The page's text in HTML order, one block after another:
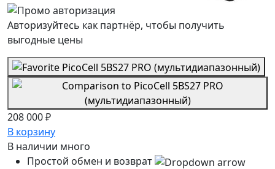
Авторизуйтесь как партнёр, чтобы получить
выгодные цены
208 000 ₽
В корзину
В наличии много
Простой обмен и возврат